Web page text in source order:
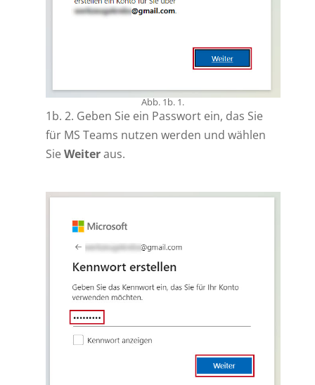
Abb. 1b. 1.
1b. 2. Geben Sie ein Passwort ein, das Sie
für MS Teams nutzen werden und wählen
SieWeiteraus.